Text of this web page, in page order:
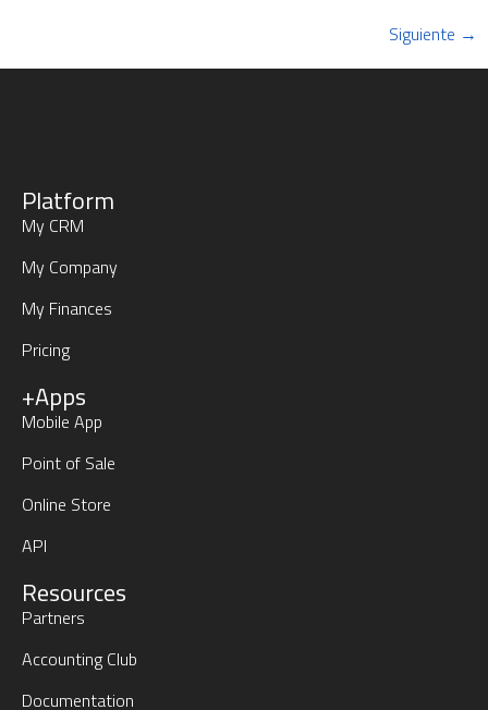
Siguiente →
Platform
My CRM
My Company
My Finances
Pricing
+Apps
Mobile App
Point of Sale
Online Store
API
Resources
Partners
Accounting Club
Documentation